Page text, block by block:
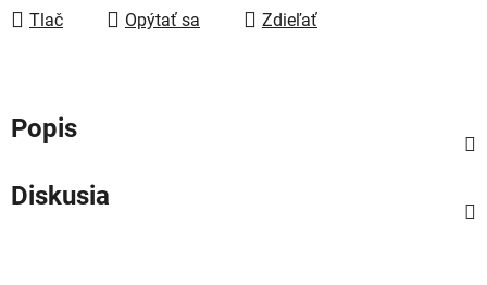
Tlač Opýtať sa Zdieľať
Popis
Diskusia